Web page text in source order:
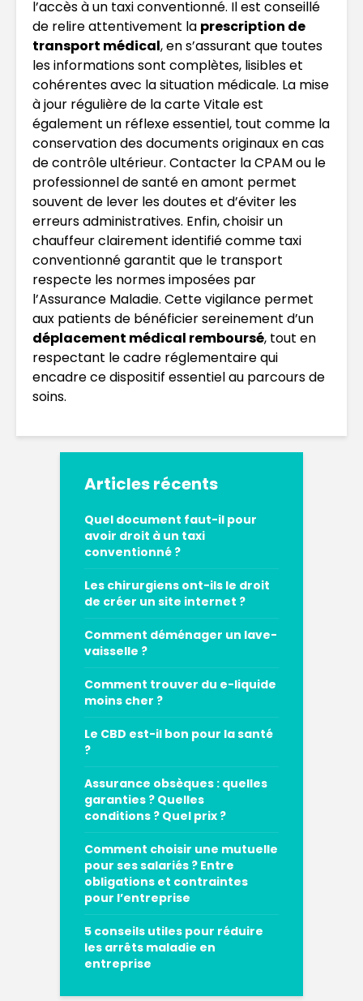
l’accès à un taxi conventionné. Il est conseillé
de relire attentivement la prescription de
transport médical, en s’assurant que toutes
les informations sont complètes, lisibles et
cohérentes avec la situation médicale. La mise
à jour régulière de la carte Vitale est
également un réflexe essentiel, tout comme la
conservation des documents originaux en cas
de contrôle ultérieur. Contacter la CPAM ou le
professionnel de santé en amont permet
souvent de lever les doutes et d’éviter les
erreurs administratives. Enfin, choisir un
chauffeur clairement identifié comme taxi
conventionné garantit que le transport
respecte les normes imposées par
l’Assurance Maladie. Cette vigilance permet
aux patients de bénéficier sereinement d’un
déplacement médical remboursé, tout en
respectant le cadre réglementaire qui
encadre ce dispositif essentiel au parcours de
soins.
Articles récents
Quel document faut-il pour
avoir droit à un taxi
conventionné ?
Les chirurgiens ont-ils le droit
de créer un site internet ?
Comment déménager un lave-
vaisselle ?
Comment trouver du e-liquide
moins cher ?
Le CBD est-il bon pour la santé
?
Assurance obsèques : quelles
garanties ? Quelles
conditions ? Quel prix ?
Comment choisir une mutuelle
pour ses salariés ? Entre
obligations et contraintes
pour l’entreprise
5 conseils utiles pour réduire
les arrêts maladie en
entreprise